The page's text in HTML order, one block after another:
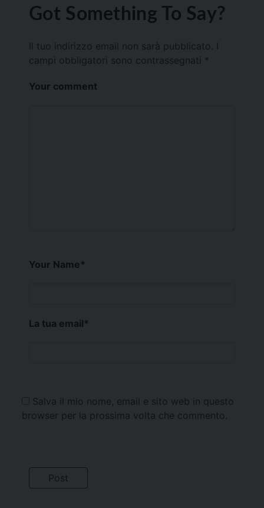
Got Something To Say?
Il tuo indirizzo email non sarà pubblicato.
campi obbligatori sono contrassegnati *
Your comment
Your Name*
La tua email*
Salva il mio nome, email e sito web in questo
browser per la prossima volta che commento.